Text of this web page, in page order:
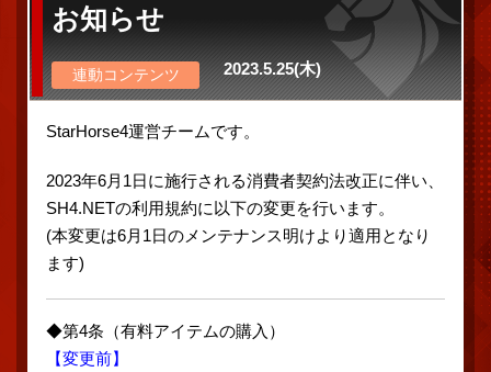
お知らせ
連動コンテンツ 2023.5.25(木)
StarHorse4運営チームです。
2023年6月1日に施行される消費者契約法改正に伴い、
SH4.NETの利用規約に以下の変更を行います。
(本変更は6月1日のメンテナンス明けより適用となり
ます)
◆第4条（有料アイテムの購入）
【変更前】